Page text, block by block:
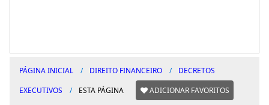
PÁGINA INICIAL DIREITO FINANCEIRO
DECRETOS
EXECUTIVOS
ESTA PÁGINA ADICIONAR FAVORITOS